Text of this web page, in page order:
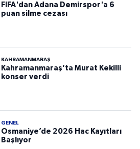
FIFA'dan Adana Demirspor'a 6
puan silme cezası
KAHRAMANMARAŞ
Kahramanmaraş’ta Murat Kekilli
konser verdi
GENEL
Osmaniye’de 2026 Hac Kayıtları
Başlıyor